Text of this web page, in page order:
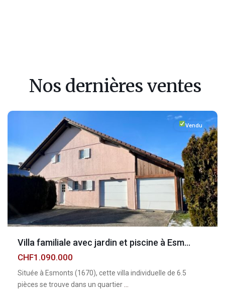
Nos dernières ventes
Fribourg,
Vendu
Villa familiale avec jardin et piscine à Esm...
CHF1.090.000
Située à Esmonts (1670), cette villa individuelle de 6.5
pièces se trouve dans un quartier